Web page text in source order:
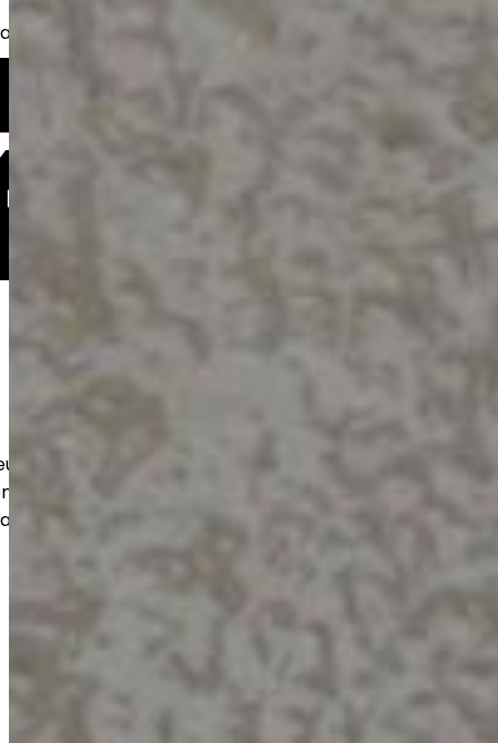
taloyhtiöitä sekä yrityksiä.
kestävät betonilattiat
ja varastoihin. Huolellinen pohjatyö ja
pitkän käyttöiän ja siistin